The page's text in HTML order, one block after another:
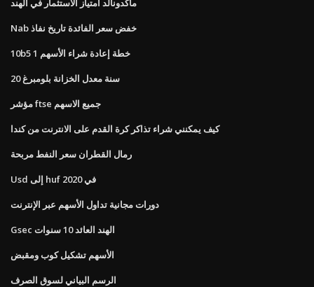
ماكدونالد امتياز الاستثمار في الهند
Nab خفض سعر الفائدة تاريخ نفاذ
10b5 1 خطة إعادة شراء الأسهم
20 سنة معدل الخزانة بلومبرغ
مؤشر ftse جميع الاسهم
كيف يمكنني شراء تذاكر كرة القدم على الانترنت من كندا
رمال القطران سعر النفط مربحة
Usd إلى huf في 2020
دورات مجانية تداول الأسهم عبر الإنترنت
Gsec الهند العائد 10 سنوات
الأسهم تشكيل كوب ومقبض
الرسم البياني لسوق الصرف